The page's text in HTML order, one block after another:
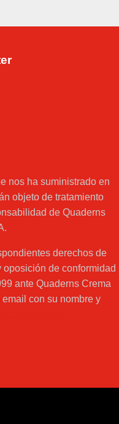
nos ha suministrado en
objeto de tratamiento
de Quaderns
derechos de
de conformidad
ante Quaderns Crema
con su nombre y